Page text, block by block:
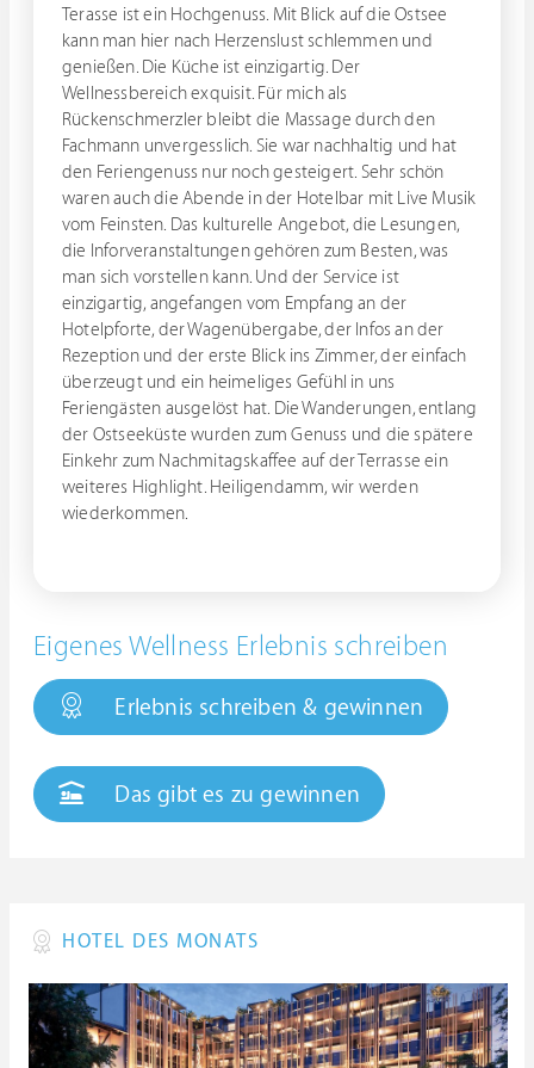
Terasse ist ein Hochgenuss. Mit Blick auf die Ostsee
kann man hier nach Herzenslust schlemmen und
genießen. Die Küche ist einzigartig. Der
Wellnessbereich exquisit. Für mich als
Rückenschmerzler bleibt die Massage durch den
Fachmann unvergesslich. Sie war nachhaltig und hat
den Feriengenuss nur noch gesteigert. Sehr schön
waren auch die Abende in der Hotelbar mit Live Musik
vom Feinsten. Das kulturelle Angebot, die Lesungen,
die Inforveranstaltungen gehören zum Besten, was
man sich vorstellen kann. Und der Service ist
einzigartig, angefangen vom Empfang an der
Hotelpforte, der Wagenübergabe, der Infos an der
Rezeption und der erste Blick ins Zimmer, der einfach
überzeugt und ein heimeliges Gefühl in uns
Feriengästen ausgelöst hat. Die Wanderungen, entlang
der Ostseeküste wurden zum Genuss und die spätere
Einkehr zum Nachmitagskaffee auf der Terrasse ein
weiteres Highlight. Heiligendamm, wir werden
wiederkommen.
Eigenes Wellness Erlebnis schreiben
Erlebnis schreiben & gewinnen
Das gibt es zu gewinnen
HOTEL DES MONATS